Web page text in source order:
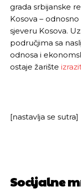
grada srbijanske
Kosova –
sjeveru Kosova.
područjima sa
odnosa i
ostaje žarište
[nastavlja se sutra]
Socijalne